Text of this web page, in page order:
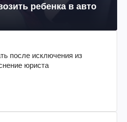
ребенка в авто
после исключения из
юриста